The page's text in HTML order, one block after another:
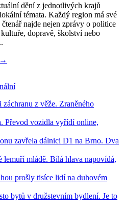
dění z jednotlivých krajů
témata. Každý region má své
najde nejen zprávy o politice
dopravě, školství nebo
→
z věže. Zraněného
Převod vozidla vyřídí online,
zavřela dálnici D1 na Brno. Dva
lemuří mládě. Bílá hlava napovídá,
prošly tisíce lidí na duhovém
bytů v družstevním bydlení. Je to